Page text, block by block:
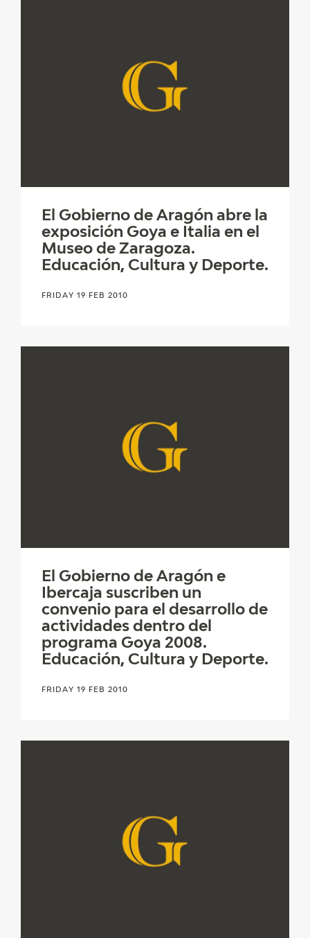
El Gobierno de Aragón abre la
exposición Goya e Italia en el
Museo de Zaragoza.
Educación, Cultura y Deporte.
FRIDAY 19 FEB 2010
El Gobierno de Aragón e
Ibercaja suscriben un
convenio para el desarrollo de
actividades dentro del
programa Goya 2008.
Educación, Cultura y Deporte.
FRIDAY 19 FEB 2010